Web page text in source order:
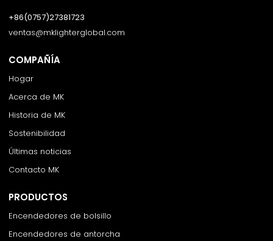
+86(0757)27381723
ventas@mklighterglobal.com
COMPAÑÍA
Hogar
Acerca de MK
Historia de MK
Sostenibilidad
Últimas noticias
Contacto MK
PRODUCTOS
Encendedores de bolsillo
Encendedores de antorcha